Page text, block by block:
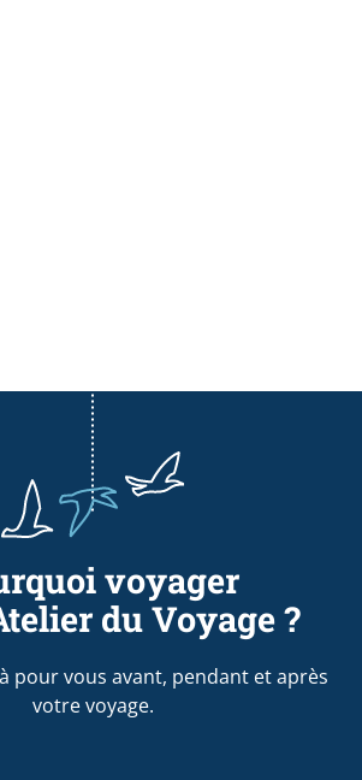
voyager
du Voyage ?
pour vous avant, pendant et après
votre voyage.